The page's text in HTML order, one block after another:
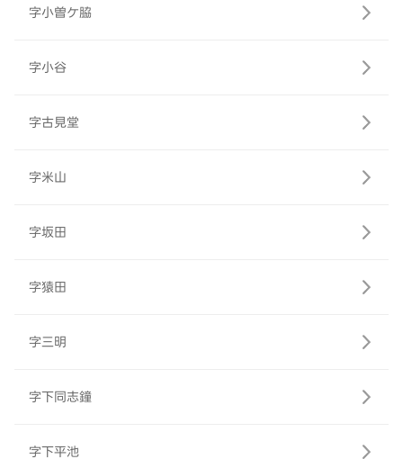
字小曽ケ脇
字小谷
字古見堂
字米山
字坂田
字猿田
字三明
字下同志鐘
字下平池